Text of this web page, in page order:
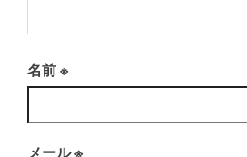
名前※
メール※